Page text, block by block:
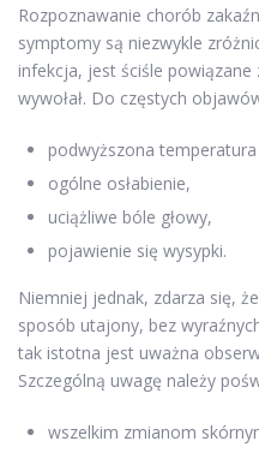
Rozpoznawanie chorób
symptomy są niezwykle
infekcja, jest ściśle
wywołał. Do częstych
podwyższona temperatura
ogólne osłabienie,
uciążliwe bóle głowy,
pojawienie się wysypki.
Niemniej jednak, zdarza się,
sposób utajony, bez
tak istotna jest uważna
Szczególną uwagę należy
wszelkim zmianom